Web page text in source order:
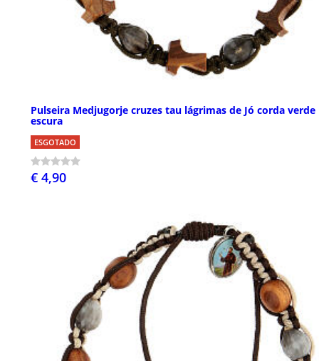
Pulseira Medjugorje cruzes tau lágrimas de Jó corda verde
escura
ESGOTADO
€ 4,90